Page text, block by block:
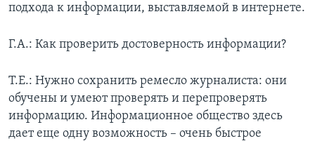
подхода к информации, выставляемой в интернете.
Г.А.: Как проверить достоверность информации?
Т.Е.: Нужно сохранить ремесло журналиста: они
обучены и умеют проверять и перепроверять
информацию. Информационное общество здесь
дает еще одну возможность – очень быстрое